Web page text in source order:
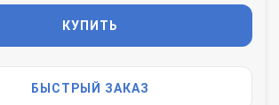
КУПИТЬ
БЫСТРЫЙ ЗАКАЗ